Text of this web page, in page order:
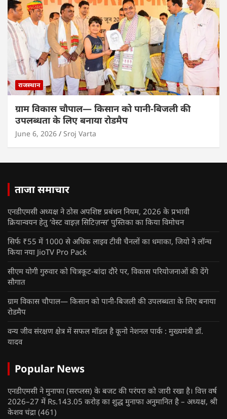
राजस्थान
ग्राम विकास चौपाल— किसान को पानी-बिजली की
उपलब्धता के लिए बनाया रोडमैप
June 6, 2026 Sroj Varta
ताजा समाचार
एनडीएमसी अध्यक्ष ने ठोस अपशिष्ट प्रबंधन नियम, 2026 के प्रभावी
क्रियान्वयन हेतु ‘वेस्ट वाइज़ सिटिज़न्स’ पुस्तिका का किया विमोचन
सिर्फ ₹55 में 1000 से अधिक लाइव टीवी चैनलों का धमाका, जियो ने लॉन्च
किया नया JioTV Pro Pack
सीएम योगी गुरुवार को चित्रकूट-बांदा दौरे पर, विकास परियोजनाओं की देंगे
सौगात
ग्राम विकास चौपाल— किसान को पानी-बिजली की उपलब्धता के लिए बनाया
रोडमैप
वन्य जीव संरक्षण क्षेत्र में सफल मॉडल है कूनो नेशनल पार्क : मुख्यमंत्री डॉ.
यादव
Popular News
एनडीएमसी ने मुनाफा (सरप्लस) के बजट की परंपरा को जारी रखा है। वित्त वर्ष
2026–27 में Rs.143.05 करोड़ का शुद्ध मुनाफा अनुमानित है – अध्यक्ष, श्री
केशव चंद्रा (461)